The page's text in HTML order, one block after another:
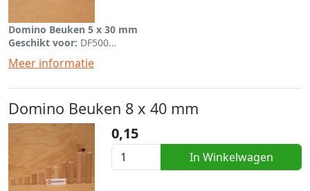
Domino Beuken 5 x 30 mm
Geschikt voor: DF500
Per stuk mee te bestellen bij de dominofrees
Meer informatie
Domino Beuken 8 x 40 mm
0,15
In Winkelwagen